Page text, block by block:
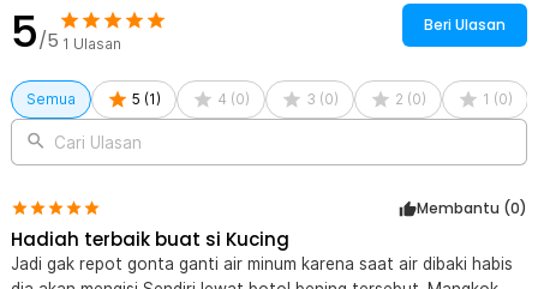
5/5 1 Ulasan
Beri Ulasan
Semua 5 (1 ) 4 (0) 3 (0) 2 (0) 1 (0)
Cari Ulasan
Membantu (0)
Hadiah terbaik buat si Kucing
Jadi gak repot gonta ganti air minum karena saat air dibaki habis